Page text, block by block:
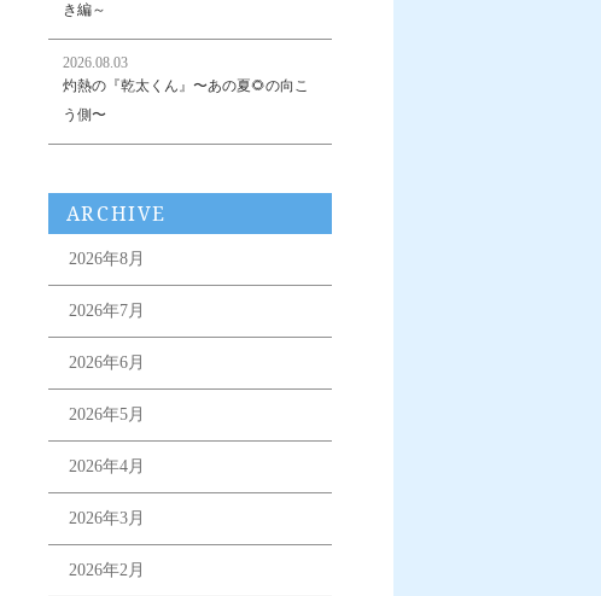
き編～
2026.08.03
灼熱の『乾太くん』〜あの夏🌻の向こ
う側〜
ARCHIVE
2026年8月
2026年7月
2026年6月
2026年5月
2026年4月
2026年3月
2026年2月